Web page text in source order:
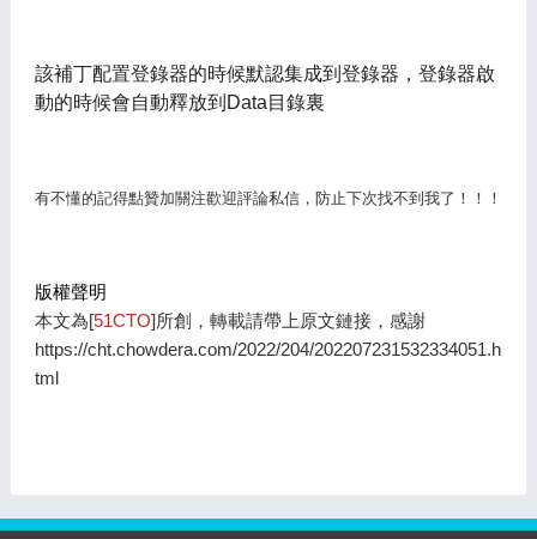
該補丁配置登錄器的時候默認集成到登錄器，登錄器啟
動的時候會自動釋放到Data目錄裏
有不懂的記得點贊加關注歡迎評論私信，防止下次找不到我了！！！
版權聲明
本文為[51CTO]所創，轉載請帶上原文鏈接，感謝
https://cht.chowdera.com/2022/204/202207231532334051.h
tml